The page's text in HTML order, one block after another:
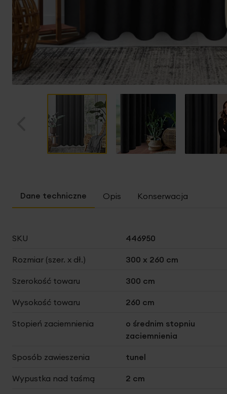
galerii
Opis Konserwacja
Więcej
SKU 446950
Rozmiar (szer. x dł.) 300 x 260 cm
Szerokość towaru 300 cm
Wysokość towaru 260 cm
Stopień zaciemnienia
o średnim stopniu
zaciemnienia
Sposób zawieszenia tunel
Wypustka nad taśmą 2 cm